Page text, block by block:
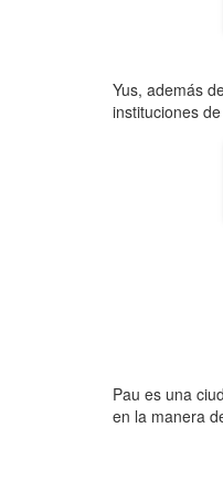
Yus, además
instituciones
Pau es una
en la manera